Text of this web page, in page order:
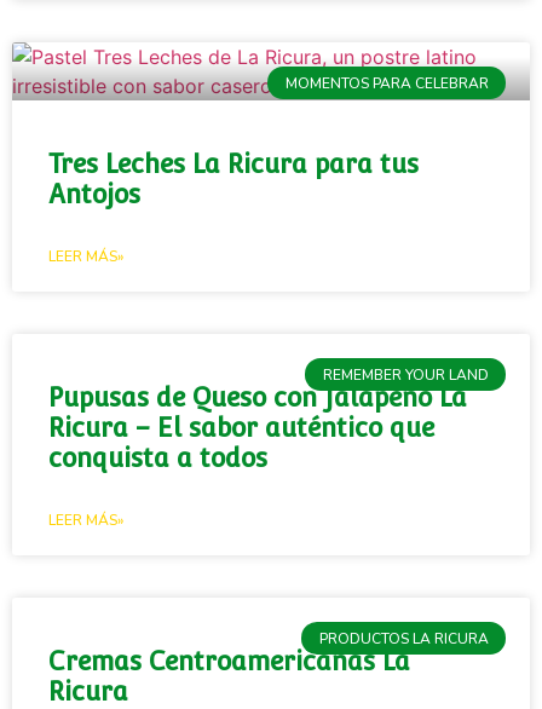
MOMENTOS PARA CELEBRAR
Tres Leches La Ricura para tus
Antojos
LEER MÁS»
REMEMBER YOUR LAND
Pupusas de Queso con Jalapeño La
Ricura – El sabor auténtico que
conquista a todos
LEER MÁS»
PRODUCTOS LA RICURA
Cremas Centroamericanas La
Ricura